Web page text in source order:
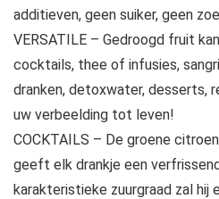
additieven, geen suiker, geen
VERSATILE – Gedroogd fruit
cocktails, thee of infusies,
dranken, detoxwater, desserts,
uw verbeelding tot leven!
COCKTAILS – De groene
geeft elk drankje een
karakteristieke zuurgraad zal